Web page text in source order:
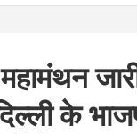
के